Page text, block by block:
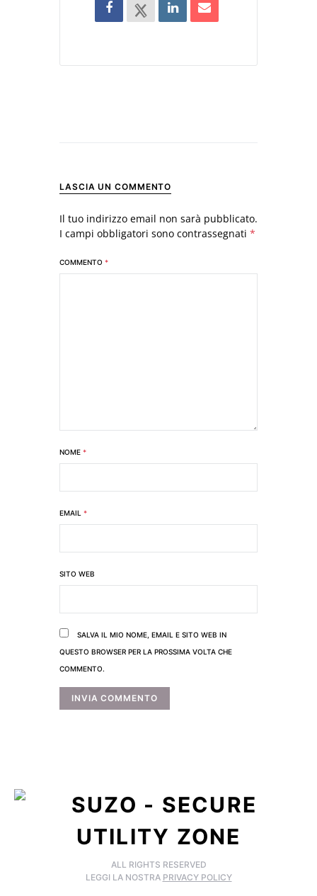
LASCIA UN COMMENTO
Il tuo indirizzo email non sarà pubblicato.
I campi obbligatori sono contrassegnati *
COMMENTO *
NOME *
EMAIL *
SITO WEB
SALVA IL MIO NOME, EMAIL E SITO WEB IN
QUESTO BROWSER PER LA PROSSIMA VOLTA CHE
COMMENTO.
ALL RIGHTS RESERVED
LEGGI LA NOSTRA PRIVACY POLICY